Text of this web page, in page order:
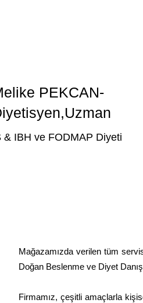
PEKCAN-
& IBH ve FODMAP Diyeti
Mağazamızda verilen tüm
Doğan Beslenme ve Diyet
Firmamız, çeşitli amaçlarla